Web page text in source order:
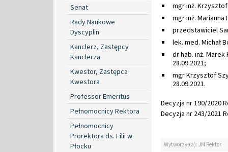
Senat
Rady Naukowe
Dyscyplin
Kanclerz, Zastępcy
Kanclerza
Kwestor, Zastępca
Kwestora
Professor Emeritus
Pełnomocnicy Rektora
Pełnomocnicy
Prorektora ds. Filii w
Płocku
mgr inż.
mgr inż. Marianna
przedstawiciel
lek. med. Michał
dr hab. inż.
28.09.2021;
mgr Krzysztof
28.09.2021.
Decyzja nr 190/2020
Decyzja nr 243/2021
Wytworzył(a): JM Rektor